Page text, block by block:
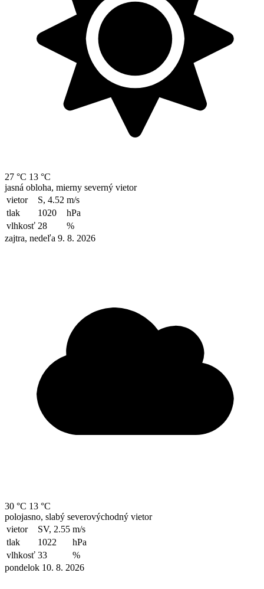
27 °C 13 °C
jasná obloha, mierny severný vietor
vietor
S, 4.52 m/s
tlak
1020
hPa
vlhkosť 28
%
zajtra, nedeľa 9. 8. 2026
30 °C 13 °C
polojasno, slabý severovýchodný vietor
vietor
SV, 2.55 m/s
tlak
1022
hPa
vlhkosť 33
%
pondelok 10. 8. 2026